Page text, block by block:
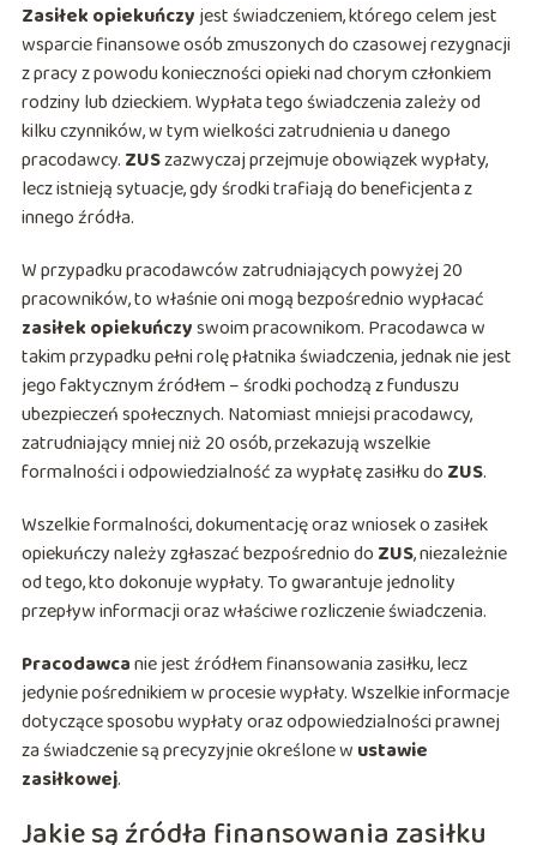
Zasiłek opiekuńczyjest świadczeniem, którego celem jest
wsparcie finansowe osób zmuszonych do czasowej rezygnacji
z pracy z powodu konieczności opieki nad chorym członkiem
rodziny lub dzieckiem. Wypłata tego świadczenia zależy od
kilku czynników, w tym wielkości zatrudnienia u danego
pracodawcy. ZUSzazwyczaj przejmuje obowiązek wypłaty,
lecz istnieją sytuacje, gdy środki trafiają do beneficjenta z
innego źródła.
W przypadku pracodawców zatrudniających powyżej 20
pracowników, to właśnie oni mogą bezpośrednio wypłacać
zasiłek opiekuńczyswoim pracownikom. Pracodawca w
takim przypadku pełni rolę płatnika świadczenia, jednak nie jest
jego faktycznym źródłem – środki pochodzą z funduszu
ubezpieczeń społecznych. Natomiast mniejsi pracodawcy,
zatrudniający mniej niż 20 osób, przekazują wszelkie
formalności i odpowiedzialność za wypłatę zasiłku do ZUS.
Wszelkie formalności, dokumentację oraz wniosek o zasiłek
opiekuńczy należy zgłaszać bezpośrednio do ZUS, niezależnie
od tego, kto dokonuje wypłaty. To gwarantuje jednolity
przepływ informacji oraz właściwe rozliczenie świadczenia.
Pracodawcanie jest źródłem finansowania zasiłku, lecz
jedynie pośrednikiem w procesie wypłaty. Wszelkie informacje
dotyczące sposobu wypłaty oraz odpowiedzialności prawnej
za świadczenie są precyzyjnie określone w ustawie
zasiłkowej.
Jakie są źródła finansowania zasiłku